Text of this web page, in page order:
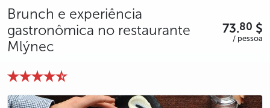
Brunch e experiência
gastronômica no restaurante
Mlýnec
73.80 $
/ pessoa
photo 5
photo 6